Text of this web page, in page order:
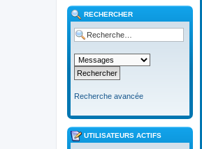
RECHERCHER
Recherche avancée
UTILISATEURS ACTIFS